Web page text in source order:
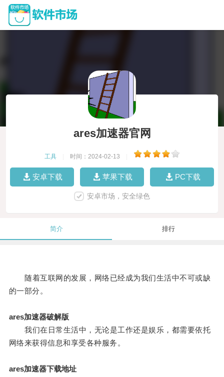
ares加速器官网
工具 时间：2024-02-13
安卓下载 苹果下载 PC下载
安卓市场，安全绿色
简介 排行
随着互联网的发展，网络已经成为我们生活中不可或缺
的一部分。
ares加速器破解版
我们在日常生活中，无论是工作还是娱乐，都需要依托
网络来获得信息和享受各种服务。
ares加速器下载地址